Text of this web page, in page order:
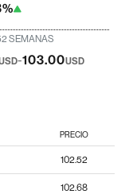
SEMANAS
-103.00USD
PRECIO
102.52
102.68